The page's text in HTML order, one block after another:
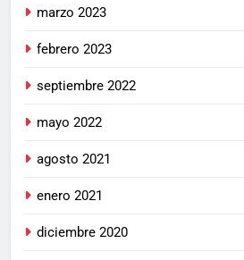
marzo 2023
febrero 2023
septiembre 2022
mayo 2022
agosto 2021
enero 2021
diciembre 2020